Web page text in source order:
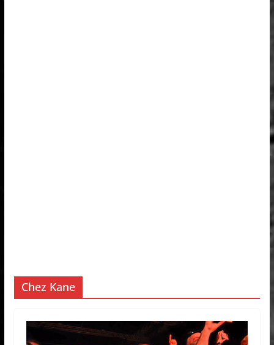
Chez Kane